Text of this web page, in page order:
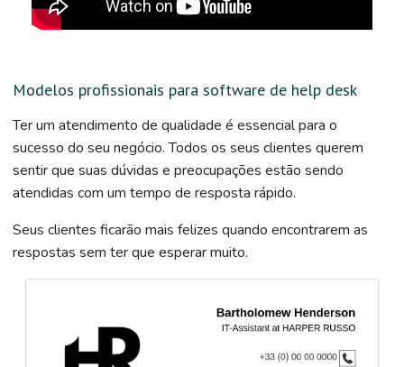
Modelos profissionais para software de help desk
Ter um atendimento de qualidade é essencial para o
sucesso do seu negócio. Todos os seus clientes querem
sentir que suas dúvidas e preocupações estão sendo
atendidas com um tempo de resposta rápido.
Seus clientes ficarão mais felizes quando encontrarem as
respostas sem ter que esperar muito.